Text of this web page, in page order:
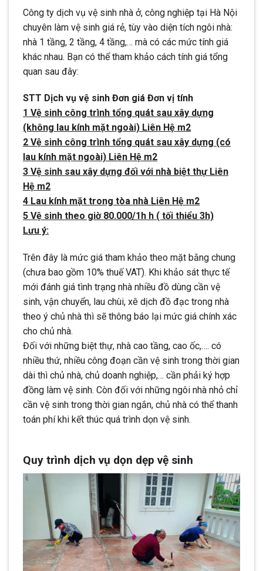
Công ty dịch vụ vệ sinh nhà ở, công nghiệp tại Hà Nội
chuyên làm vệ sinh giá rẻ, tùy vào diện tích ngôi nhà:
nhà 1 tầng, 2 tầng, 4 tầng,… mà có các mức tính giá
khác nhau. Bạn có thể tham khảo cách tính giá tổng
quan sau đây:
STT Dịch vụ vệ sinh Đơn giá Đơn vị tính
1 Vệ sinh công trình tổng quát sau xây dựng
(không lau kính mặt ngoài) Liên Hệ m2
2 Vệ sinh công trình tổng quát sau xây dựng (có
lau kính mặt ngoài) Liên Hệ m2
3 Vệ sinh sau xây dựng đối với nhà biệt thự Liên
Hệ m2
4 Lau kính mặt trong tòa nhà Liên Hệ m2
5 Vệ sinh theo giờ 80.000/1h h ( tối thiểu 3h)
Lưu ý:
Trên đây là mức giá tham khảo theo mặt bằng chung
(chưa bao gồm 10% thuế VAT). Khi khảo sát thực tế
mới đánh giá tình trạng nhà nhiều đồ dùng cần vệ
sinh, vận chuyển, lau chùi, xê dịch đồ đạc trong nhà
theo ý chủ nhà thì sẽ thông báo lại mức giá chính xác
cho chủ nhà.
Đối với những biệt thự, nhà cao tầng, cao ốc,…. có
nhiều thứ, nhiều công đoạn cần vệ sinh trong thời gian
dài thì chủ nhà, chủ doanh nghiệp,… cần phải ký hợp
đồng làm vệ sinh. Còn đối với những ngôi nhà nhỏ chỉ
cần vệ sinh trong thời gian ngắn, chủ nhà có thể thanh
toán phí khi kết thúc quá trình dọn vệ sinh.
Quy trình dịch vụ dọn dẹp vệ sinh